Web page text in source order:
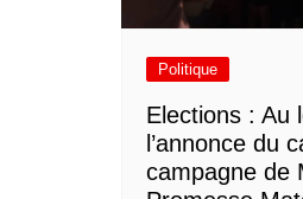
Politique
Elections : Au
l’annonce du
campagne de